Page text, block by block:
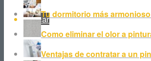
BuscarTu dormitorio más
Como eliminar el olor a
Ventajas de contratar a un